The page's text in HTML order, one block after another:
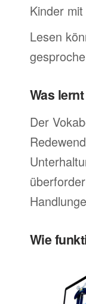
Kinder
Lesen
Was
Der
Wie